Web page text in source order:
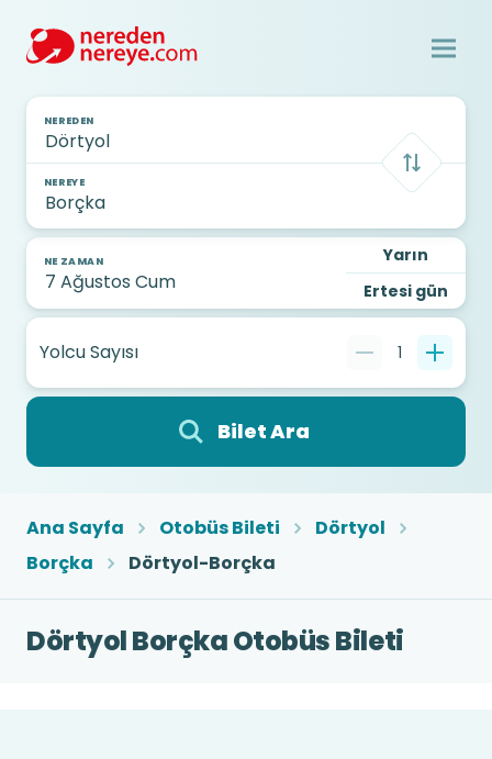
NEREDEN
NEREYE
NE ZAMAN
Yarın
Ertesi gün
Yolcu Sayısı 1
Bilet Ara
Ana Sayfa Otobüs Bileti
Dörtyol
Borçka
Dörtyol-Borçka
Dörtyol Borçka Otobüs Bileti